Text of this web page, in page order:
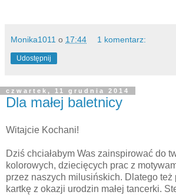
Monika1011 o 17:44 1 komentarz:
Udostępnij
czwartek, 11 grudnia 2014
Dla małej baletnicy
Witajcie Kochani!
Dziś chciałabym Was zainspirować do
kolorowych, dziecięcych prac z
przez naszych milusińskich. Dlatego też
kartkę z okazji urodzin małej tancerki.